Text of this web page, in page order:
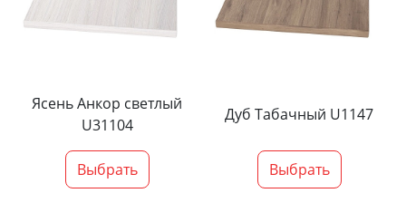
Ясень Анкор светлый
U31104
Выбрать
Дуб Табачный U1147
Выбрать